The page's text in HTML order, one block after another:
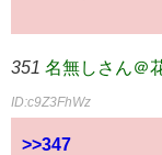
351 名無しさん＠
ID:c9Z3FhWz
>>347